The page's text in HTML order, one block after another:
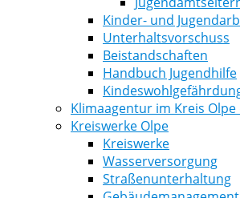
Kinder- und
Unterhaltsvorschuss
Beistandschaften
Handbuch Jugendhilfe
Klimaagentur im Kreis Olpe
Kreiswerke Olpe
Kreiswerke
Wasserversorgung
Straßenunterhaltung